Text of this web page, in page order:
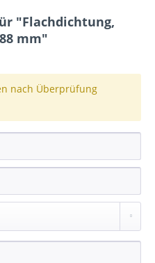
"Flachdichtung,
mm"
nach Überprüfung